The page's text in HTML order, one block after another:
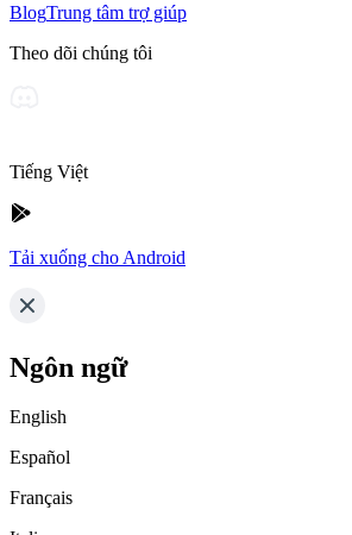
BlogTrung tâm trợ giúp
Theo dõi chúng tôi
Tiếng Việt
Tải xuống cho Android
Ngôn ngữ
English
Español
Français